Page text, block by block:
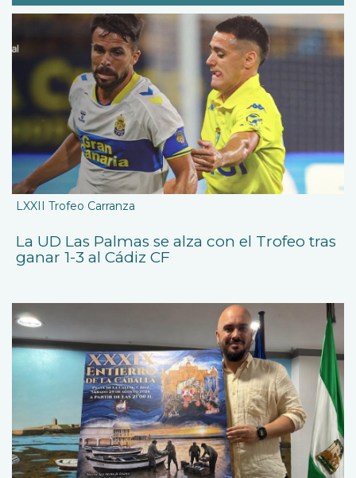
LXXII Trofeo Carranza
La UD Las Palmas se alza con el Trofeo tras
ganar 1-3 al Cádiz CF